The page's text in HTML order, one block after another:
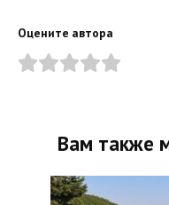
Оцените автора
Вам также